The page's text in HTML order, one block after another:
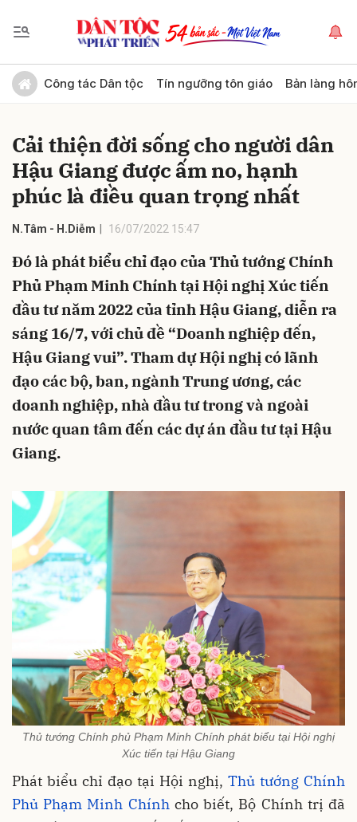
Công tác Dân tộc Tín ngưỡng tôn giáo Bản làng
Cải thiện đời sống cho người dân
Hậu Giang được ấm no, hạnh
phúc là điều quan trọng nhất
N.Tâm - H.Diễm 16/07/2022 15:47
Đó là phát biểu chỉ đạo của Thủ tướng Chính
Phủ Phạm Minh Chính tại Hội nghị Xúc tiến
đầu tư năm 2022 của tỉnh Hậu Giang, diễn ra
sáng 16/7, với chủ đề “Doanh nghiệp đến,
Hậu Giang vui”. Tham dự Hội nghị có lãnh
đạo các bộ, ban, ngành Trung ương, các
doanh nghiệp, nhà đầu tư trong và ngoài
nước quan tâm đến các dự án đầu tư tại Hậu
Giang.
Thủ tướng Chính phủ Phạm Minh Chính phát biểu tại Hội nghị
Xúc tiến tại Hậu Giang
Phát biểu chỉ đạo tại Hội nghị, Thủ tướng Chính
Phủ Phạm Minh Chínhcho biết, Bộ Chính trị đã
Gửi bình luận